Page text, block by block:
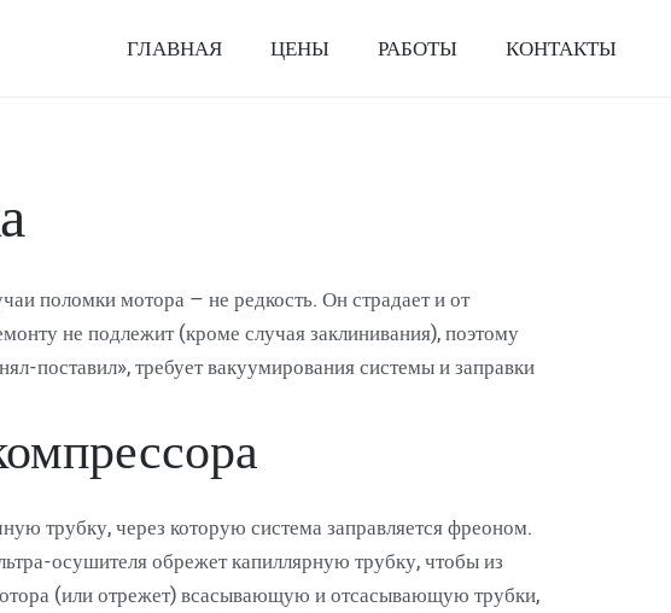
ГЛАВНАЯ ЦЕНЫ РАБОТЫ КОНТАКТЫ
поломки мотора – не редкость. Он страдает и от
не подлежит (кроме случая заклинивания), поэтому
поставил», требует вакуумирования системы и заправки
трубку, через которую система заправляется фреоном.
осушителя обрежет капиллярную трубку, чтобы из
(или отрежет) всасывающую и отсасывающую трубки,